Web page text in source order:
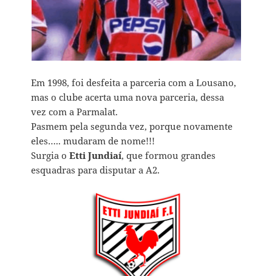
Em 1998, foi desfeita a parceria com a Lousano,
mas o clube acerta uma nova parceria, dessa
vez com a Parmalat.
Pasmem pela segunda vez, porque novamente
eles….. mudaram de nome!!!
Surgia oEtti Jundiaí, que formou grandes
esquadras para disputar a A2.